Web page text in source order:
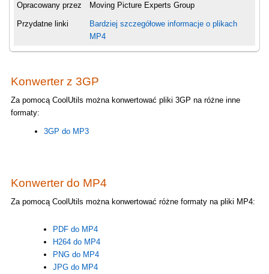
Opracowany przez Moving Picture Experts Group
Przydatne linki
Bardziej szczegółowe informacje o plikach
MP4
Konwerter z 3GP
Za pomocą CoolUtils można konwertować pliki 3GP na różne inne
formaty:
3GP do MP3
Konwerter do MP4
Za pomocą CoolUtils można konwertować różne formaty na pliki MP4:
PDF do MP4
H264 do MP4
PNG do MP4
JPG do MP4